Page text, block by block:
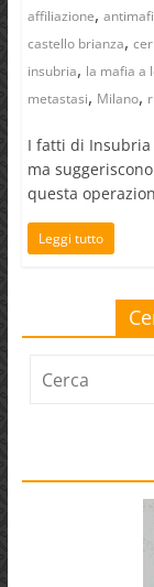
affiliazione,
castello brianza,
insubria, la mafia a
metastasi, Milano,
I fatti di
ma
questa
Leggi tutto